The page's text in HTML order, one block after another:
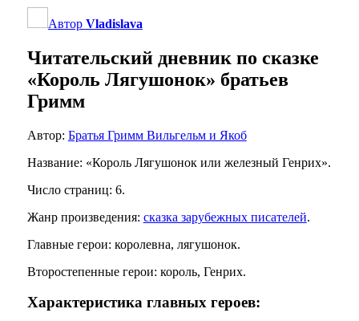
Автор Vladislava
Читательский дневник по сказке
«Король Лягушонок» братьев
Гримм
Автор: Братья Гримм Вильгельм и Якоб
Название: «Король Лягушонок или железный Генрих».
Число страниц: 6.
Жанр произведения: сказка зарубежных писателей.
Главные герои: королевна, лягушонок.
Второстепенные герои: король, Генрих.
Характеристика главных героев: